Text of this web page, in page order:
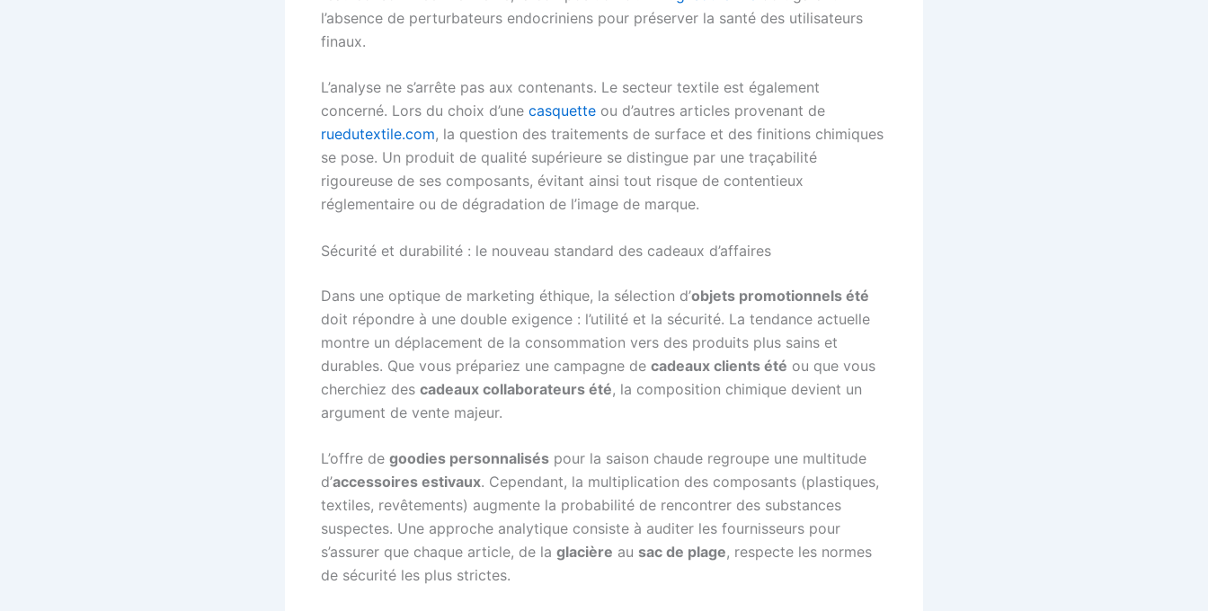
l’absence de perturbateurs endocriniens pour préserver la santé des utilisateurs
finaux.
L’analyse ne s’arrête pas aux contenants. Le secteur textile est également
concerné. Lors du choix d’une casquette ou d’autres articles provenant de
ruedutextile.com, la question des traitements de surface et des finitions chimiques
se pose. Un produit de qualité supérieure se distingue par une traçabilité
rigoureuse de ses composants, évitant ainsi tout risque de contentieux
réglementaire ou de dégradation de l’image de marque.
Sécurité et durabilité : le nouveau standard des cadeaux d’affaires
Dans une optique de marketing éthique, la sélection d’objets promotionnels été
doit répondre à une double exigence : l’utilité et la sécurité. La tendance actuelle
montre un déplacement de la consommation vers des produits plus sains et
durables. Que vous prépariez une campagne de cadeaux clients été ou que vous
cherchiez des cadeaux collaborateurs été, la composition chimique devient un
argument de vente majeur.
L’offre de goodies personnalisés pour la saison chaude regroupe une multitude
d’accessoires estivaux. Cependant, la multiplication des composants (plastiques,
textiles, revêtements) augmente la probabilité de rencontrer des substances
suspectes. Une approche analytique consiste à auditer les fournisseurs pour
s’assurer que chaque article, de la glacière au sac de plage, respecte les normes
de sécurité les plus strictes.